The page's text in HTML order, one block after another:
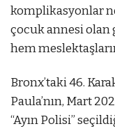
komplikasyonlar
çocuk annesi
hem
Bronx’taki 46.
Paula’nın, Mart
“Ayın Polisi”